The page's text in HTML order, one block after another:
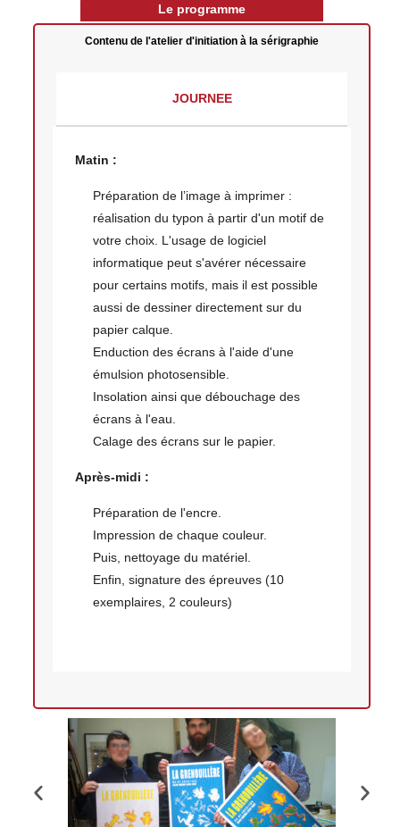
Le programme
Contenu de l'atelier d'initiation à la sérigraphie
JOURNEE
Matin :
Préparation de l’image à imprimer :
réalisation du typon à partir d'un motif de
votre choix. L'usage de logiciel
informatique peut s'avérer nécessaire
pour certains motifs, mais il est possible
aussi de dessiner directement sur du
papier calque.
Enduction des écrans à l'aide d'une
émulsion photosensible.
Insolation ainsi que débouchage des
écrans à l'eau.
Calage des écrans sur le papier.
Après-midi :
Préparation de l'encre.
Impression de chaque couleur.
Puis, nettoyage du matériel.
Enfin, signature des épreuves (10
exemplaires, 2 couleurs)